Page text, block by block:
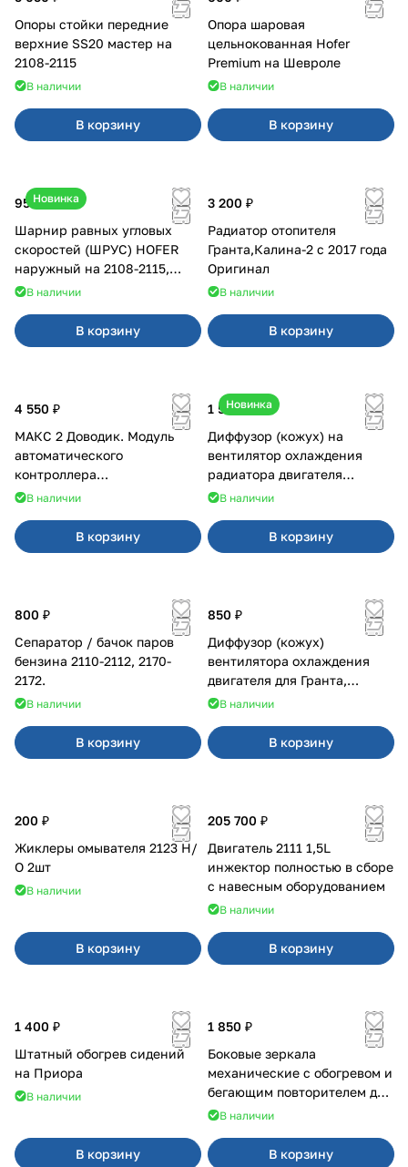
Опоры стойки передние
верхние SS20 мастер на
2108-2115
В наличии
В корзину
Опора шаровая
цельнокованная Hofer
Premium на Шевроле
В наличии
В корзину
Новинка
950 ₽
Шарнир равных угловых
скоростей (ШРУС) HOFER
наружный на 2108-2115,
2110-2112
В наличии
В корзину
3 200 ₽
Радиатор отопителя
Гранта,Калина-2 с 2017 года
Оригинал
В наличии
В корзину
4 550 ₽
МАКС 2 Доводик. Модуль
автоматического
контроллера
стеклоподъемников для
В наличии
В корзину
Новинка
1 500 ₽
Диффузор (кожух) на
вентилятор охлаждения
радиатора двигателя
Приора 2170 Panasonic
В наличии
В корзину
800 ₽
Сепаратор / бачок паров
бензина 2110-2112, 2170-
2172.
В наличии
В корзину
850 ₽
Диффузор (кожух)
вентилятора охлаждения
двигателя для Гранта,
Калина-2, Датсун нового
В наличии
В корзину
200 ₽
Жиклеры омывателя 2123 Н/
О 2шт
В наличии
В корзину
205 700 ₽
Двигатель 2111 1,5L
инжектор полностью в сборе
с навесным оборудованием
В наличии
В корзину
1 400 ₽
Штатный обогрев сидений
на Приора
В наличии
В корзину
1 850 ₽
Боковые зеркала
механические с обогревом и
бегающим повторителем для
4х4В наличии
В корзину